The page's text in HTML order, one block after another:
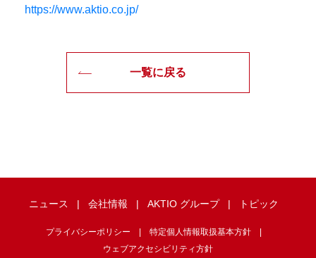
https://www.aktio.co.jp/
一覧に戻る
ニュース 会社情報 AKTIO グループ トピック
プライバシーポリシー
特定個人情報取扱基本方針
ウェブアクセシビリティ方針